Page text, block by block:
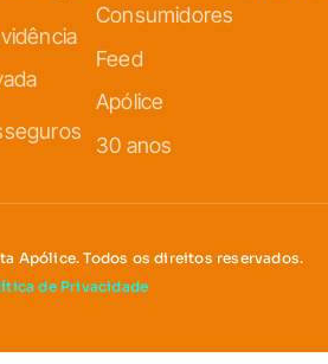
Consumidores
Feed
Apólice
30 anos
Apólice. Todos os direitos reservados.
de Privacidade